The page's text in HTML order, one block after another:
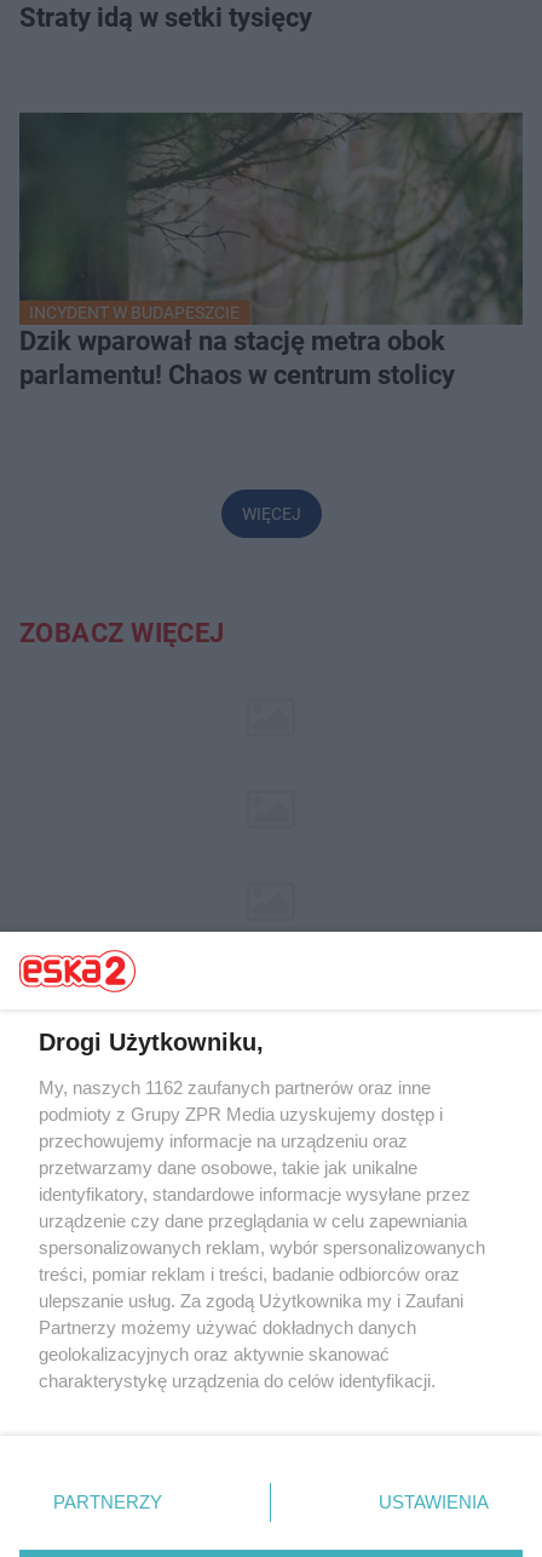
Straty idą w setki tysięcy
INCYDENT W BUDAPESZCIE
Dzik wparował na stację metra obok
parlamentu! Chaos w centrum stolicy
WIĘCEJ
ZOBACZ WIĘCEJ
Żaden utwór zamieszczony w serwisie nie może być powielany i
rozpowszechniany lub dalej rozpowszechniany w jakikolwiek sposób (w
tym także elektroniczny lub mechaniczny) na jakimkolwiek polu
eksploatacji w jakiejkolwiek formie, włącznie z umieszczaniem w
Internecie bez pisemnej zgody właściciela praw. Jakiekolwiek użycie lub
wykorzystanie utworów w całości lub w części z naruszeniem prawa,
tzn. bez właściwej zgody, jest zabronione pod groźbą kary i może być
ścigane prawnie.
Drogi Użytkowniku,
My, naszych 1162 zaufanych partnerów oraz inne
podmioty z Grupy ZPR Media uzyskujemy dostęp i
przechowujemy informacje na urządzeniu oraz
przetwarzamy dane osobowe, takie jak unikalne
identyfikatory, standardowe informacje wysyłane przez
urządzenie czy dane przeglądania w celu zapewniania
spersonalizowanych reklam, wybór spersonalizowanych
treści, pomiar reklam i treści, badanie odbiorców oraz
ulepszanie usług. Za zgodą Użytkownika my i Zaufani
Partnerzy możemy używać dokładnych danych
geolokalizacyjnych oraz aktywnie skanować
charakterystykę urządzenia do celów identyfikacji.
zmienić/wycofać klikając przycisk ustawień prywatności
znajdujący się w lewym dolnym rogu strony
rodzaje przetwarzania danych nie wymagają zgody
PARTNERZY USTAWIENIA